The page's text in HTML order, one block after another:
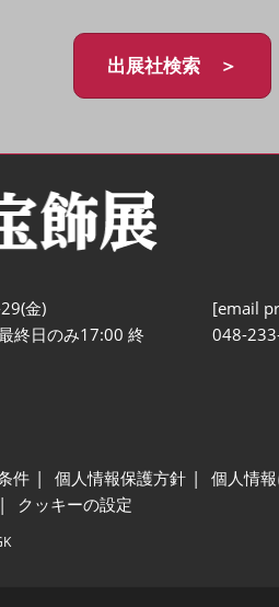
出展社検索 ＞
金)
終日のみ17:00 終
[email
048-
件 個人情報保護方針 個人情
クッキーの設定